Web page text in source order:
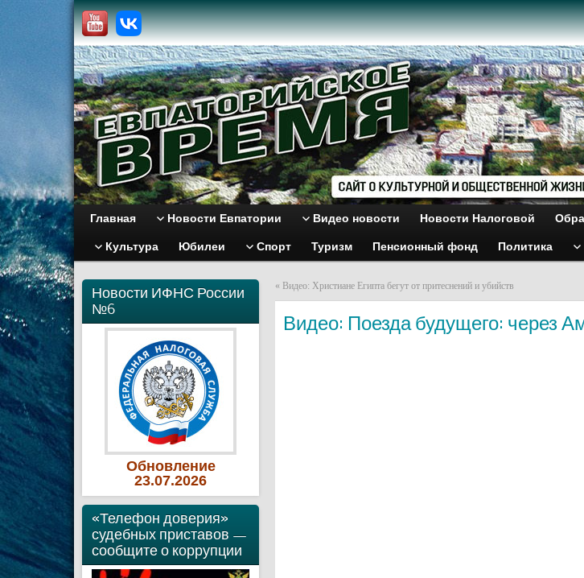
Главная Новости Евпатории Видео новости Новости Налоговой
Культура Юбилеи Спорт Туризм Пенсионный фонд Политика
Новости ИФНС России
№6
Обновление
23.07.2026
«Телефон доверия»
судебных приставов —
сообщите о коррупции
« Видео: Христиане Египта бегут от притеснений и убийств
Видео: Поезда будущего: через